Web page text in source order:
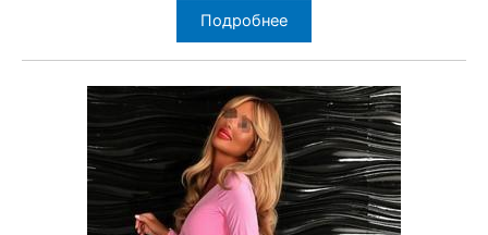
Подробнее